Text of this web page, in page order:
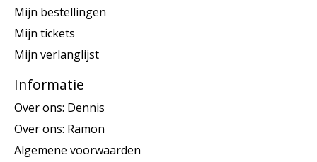
Mijn bestellingen
Mijn tickets
Mijn verlanglijst
Informatie
Over ons: Dennis
Over ons: Ramon
Algemene voorwaarden